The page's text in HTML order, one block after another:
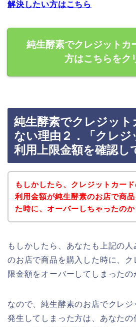
解決したい方はこちら
純生酵素でクレジットカ
方はこちらをク
純生酵素でクレジット
ない理由２．「クレジ
利用上限金額を確認し
もしかしたら、クレジットカー
利用金額が純生酵素のお店で商
た時に、オーバーしちゃったのか
もしかしたら、あなたも上記の
のお店で商品を購入した時に、ク
限金額をオーバーしてしまったの
なので、純生酵素のお店でクレ
発生してしまった方は、あなたの